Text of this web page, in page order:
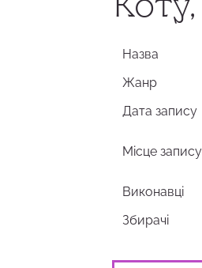
Назва
Жанр
Дата запису
Місце запису
Виконавці
Збирачi